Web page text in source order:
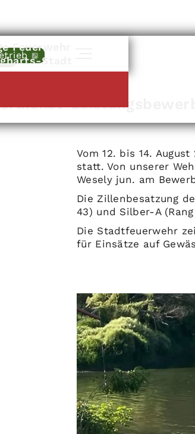
Feuerwehr
Stadt
Vom 12. bis 14.
statt. Von unserer
Wesely jun. am
Die Zillenbesatzung
43) und Silber-A
Die Stadtfeuerwehr
für Einsätze auf